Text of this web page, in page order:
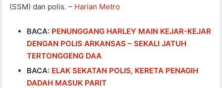
(SSM) dan polis. – Harian Metro
BACA: PENUNGGANG HARLEY MAIN KEJAR-KEJAR
DENGAN POLIS ARKANSAS – SEKALI JATUH
TERTONGGENG DAA
BACA: ELAK SEKATAN POLIS, KERETA PENAGIH
DADAH MASUK PARIT